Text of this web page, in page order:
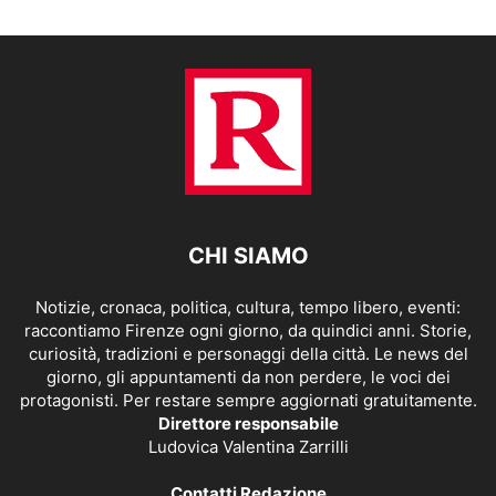
CHI SIAMO
Notizie, cronaca, politica, cultura, tempo libero, eventi:
raccontiamo Firenze ogni giorno, da quindici anni. Storie,
curiosità, tradizioni e personaggi della città. Le news del
giorno, gli appuntamenti da non perdere, le voci dei
protagonisti. Per restare sempre aggiornati gratuitamente.
Direttore responsabile
Ludovica Valentina Zarrilli